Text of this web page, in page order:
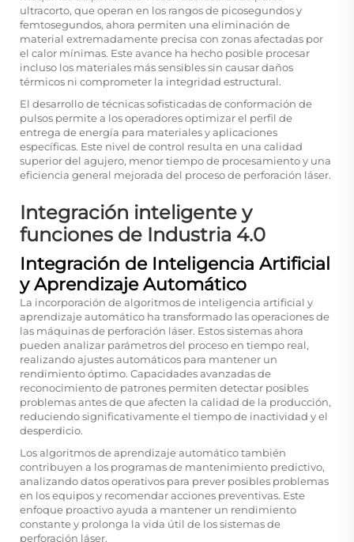
ultracorto, que operan en los rangos de picosegundos y
femtosegundos, ahora permiten una eliminación de
material extremadamente precisa con zonas afectadas por
el calor mínimas. Este avance ha hecho posible procesar
incluso los materiales más sensibles sin causar daños
térmicos ni comprometer la integridad estructural.
El desarrollo de técnicas sofisticadas de conformación de
pulsos permite a los operadores optimizar el perfil de
entrega de energía para materiales y aplicaciones
específicas. Este nivel de control resulta en una calidad
superior del agujero, menor tiempo de procesamiento y una
eficiencia general mejorada del proceso de perforación láser.
Integración inteligente y
funciones de Industria 4.0
Integración de Inteligencia Artificial
y Aprendizaje Automático
La incorporación de algoritmos de inteligencia artificial y
aprendizaje automático ha transformado las operaciones de
las máquinas de perforación láser. Estos sistemas ahora
pueden analizar parámetros del proceso en tiempo real,
realizando ajustes automáticos para mantener un
rendimiento óptimo. Capacidades avanzadas de
reconocimiento de patrones permiten detectar posibles
problemas antes de que afecten la calidad de la producción,
reduciendo significativamente el tiempo de inactividad y el
desperdicio.
Los algoritmos de aprendizaje automático también
contribuyen a los programas de mantenimiento predictivo,
analizando datos operativos para prever posibles problemas
en los equipos y recomendar acciones preventivas. Este
enfoque proactivo ayuda a mantener un rendimiento
constante y prolonga la vida útil de los sistemas de
perforación láser.